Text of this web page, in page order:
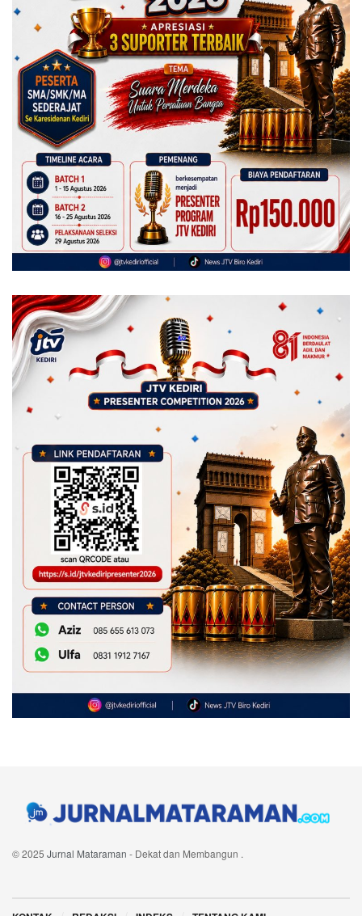
© 2025 Jurnal Mataraman - Dekat dan Membangun .